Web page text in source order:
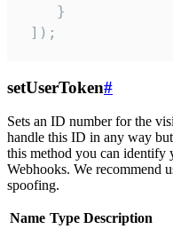
    }
]);
setUserToken#
Sets an ID number for the
handle this ID in any way
this method you can identify
Webhooks. We recommend
spoofing.
Name Type Description